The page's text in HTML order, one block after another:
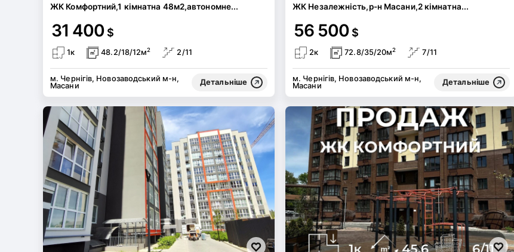
ЖК Комфортний,1 кімнатна 48м2,автономне...
31 400 $
1к 48.2/18/12м2 2/11
м. Чернігів, Новозаводський м-н,
Масани
Детальніше
ЖК Незалежність,р-н Масани,2 кімнатна...
56 500 $
2к 72.8/35/20м2 7/11
м. Чернігів, Новозаводський м-н,
Масани
Детальніше